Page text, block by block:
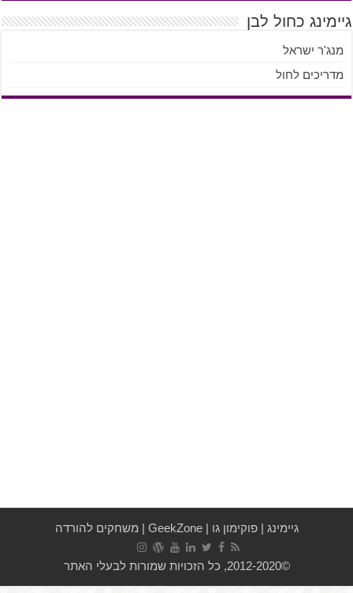
גיימינג כחול לבן
מנג'ר ישראל
מדריכים לחול
גיימינג| פוקימון גו|
GeekZone
| משחקים להורדה
©2012-2020, כל הזכויות שמורות לבעלי האתר